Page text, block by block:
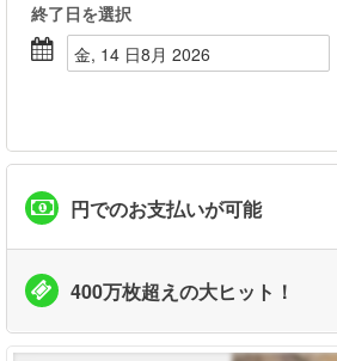
終了日を選択
金, 14 日8月 2026
円でのお支払いが可能
400万枚超えの大ヒット！